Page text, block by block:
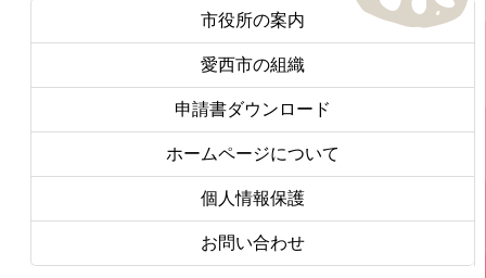
市役所の案内
愛西市の組織
申請書ダウンロード
ホームページについて
個人情報保護
お問い合わせ